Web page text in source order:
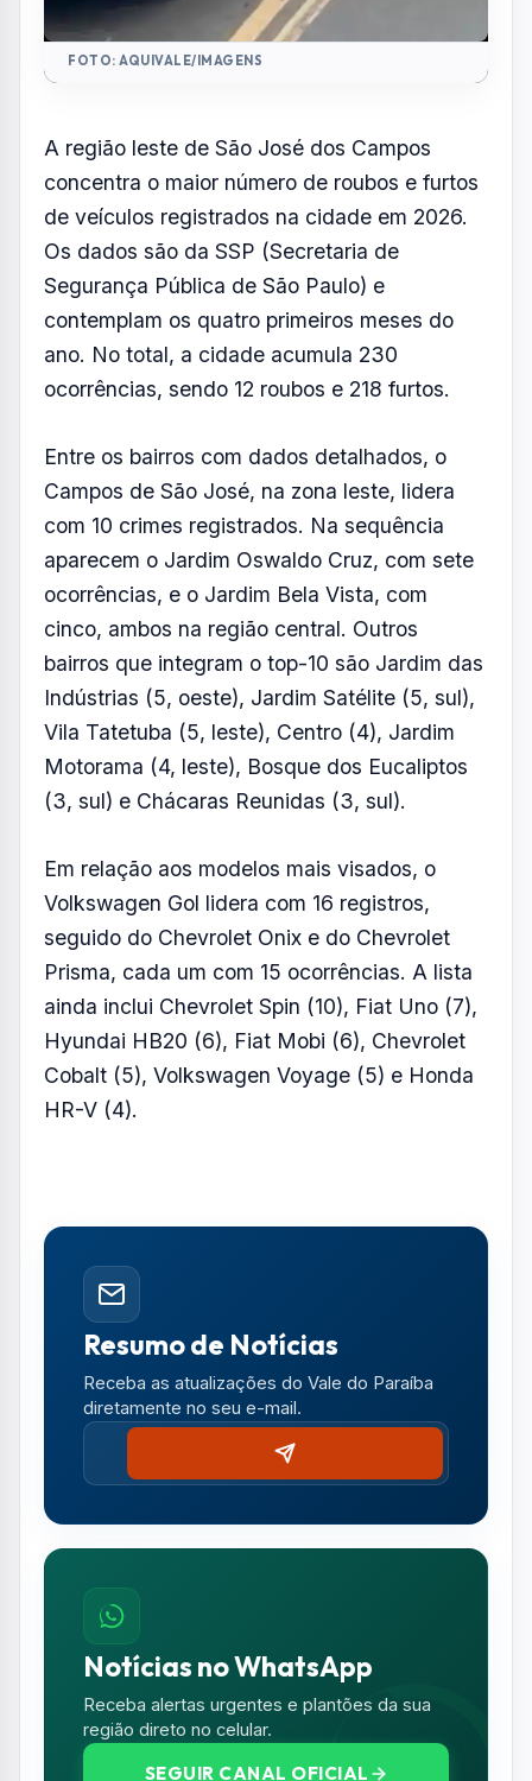
Entre os bairros com dados detalhados, o
com 10 crimes registrados. Na sequência
aparecem o Jardim Oswaldo Cruz, com sete
ocorrências, e o Jardim Bela Vista, com
cinco, ambos na região central. Outros
bairros que integram o top-10 são Jardim das
Indústrias (5, oeste), Jardim Satélite (5, sul),
Vila Tatetuba (5, leste), Centro (4), Jardim
Motorama (4, leste), Bosque dos Eucaliptos
Em relação aos modelos mais visados, o
Volkswagen Gol lidera com 16 registros,
seguido do Chevrolet Onix e do Chevrolet
Prisma, cada um com 15 ocorrências. A lista
ainda inclui Chevrolet Spin (10), Fiat Uno (7),
Hyundai HB20 (6), Fiat Mobi (6), Chevrolet
Cobalt (5), Volkswagen Voyage (5) e Honda
HR-V (4).
Resumo de Notícias
Receba as atualizações do Vale do Paraíba
diretamente no seu e-mail.
Notícias no WhatsApp
Receba alertas urgentes e plantões da sua
região direto no celular.
SEGUIR CANAL OFICIAL
Comentários (0)
Nenhum comentário publicado ainda. Seja o